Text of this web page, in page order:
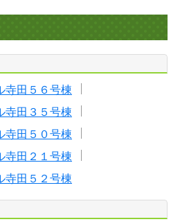
寺田５６号棟
寺田３５号棟
寺田５０号棟
寺田２１号棟
寺田５２号棟